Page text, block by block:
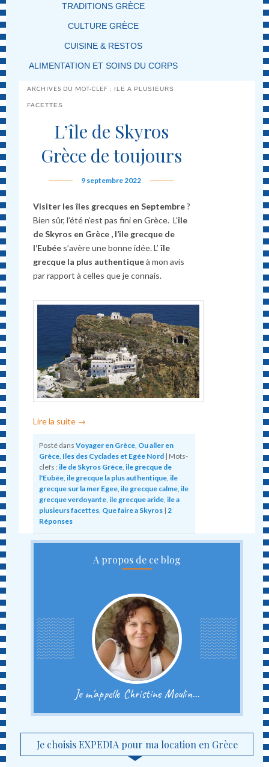
TRADITIONS GRÈCE
CULTURE GRÈCE
CUISINE & RESTOS
ALIMENTATION ET SOINS DU CORPS
ARCHIVES DU MOT-CLEF : ILE A PLUSIEURS
FACETTES
L’île de Skyros
Grèce de toujours
9 septembre 2022
Visiter les îles grecques en Septembre?
Bien sûr, l’été n’est pas fini en Grèce. L’île
de Skyros en Grèce , l’ile grecque de
l’Eubée s’avère une bonne idée. L’île
grecque la plus authentiqueà mon avis
par rapport à celles que je connais.
Lire la suite →
Posté dans Voyager en Grèce Ou aller en
Grèce Iles des Cyclades et Egée Nord | Mots-
clefs : ile de Skyros Grèce ,ile grecque de
l'Eubée ,ile grecque la plus authentique ,ile
grecque sur la mer Egee ,ile grecque calme ,ile
grecque verdoyante ,ile grecque aride ,ile a
plusieurs facettes Que faire a Skyros | 2
Réponses
A propos de ce blog
Je m'appelle Christine Moulin...
Je choisis EXPEDIA pour ma location en Grèce